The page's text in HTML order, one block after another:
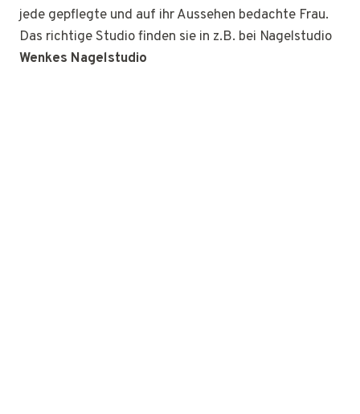
jede gepflegte und auf ihr Aussehen bedachte Frau.
Das richtige Studio finden sie in z.B. bei Nagelstudio
Wenkes Nagelstudio